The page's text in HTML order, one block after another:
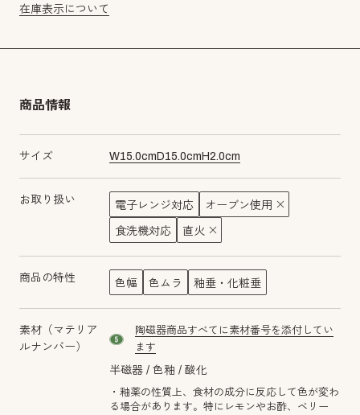
在庫表示について
商品情報
サイズ W15.0cm D15.0cm H2.0cm
お取り扱い 電子レンジ対応 オーブン使用
食洗機対応 直火
商品の特性 色幅 色ムラ 釉垂・化粧垂
素材（マテリア
ルナンバー）
material number5
陶磁器商品すべてに素材番号を添付してい
ます
半磁器 色釉 酸化
・釉薬の性質上、食材の成分に反応して色が変わ
る場合があります。特にレモンやお酢、ベリー